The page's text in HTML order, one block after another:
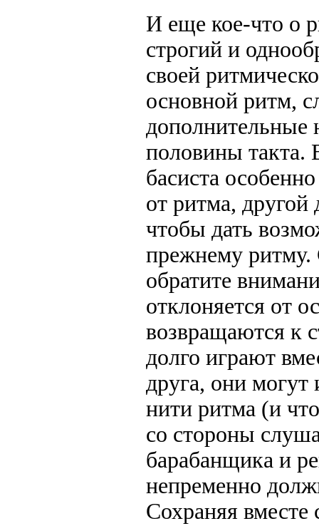
И еще кое-что о
строгий и
своей
основной ритм,
дополнительные
половины такта.
басиста
от ритма, другой
чтобы дать
прежнему
обратите
отклоняется от
возвращаются к
долго играют
друга, они могут
нити ритма (и
со стороны
барабанщика и
непременно
Сохраняя вместе